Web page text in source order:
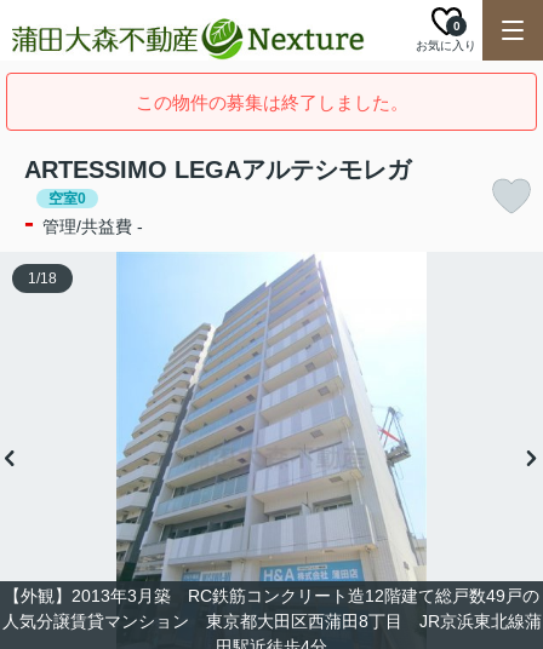
お気に入り
0
この物件の募集は終了しました。
ARTESSIMO LEGAアルテシモレガ
空室0
- 管理/共益費 -
【外観】2013年3月築 RC鉄筋コンクリート造12階建て総戸数49戸の
人気分譲賃貸マンション 東京都大田区西蒲田8丁目 JR京浜東北線蒲
1/18